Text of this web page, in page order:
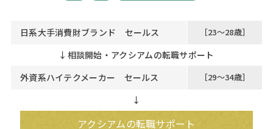
日系大手消費財ブランド セールス ［23～28歳］
↓ 相談開始・アクシアムの転職サポート
外資系ハイテクメーカー セールス
［29～34歳］
↓
アクシアムの転職サポート